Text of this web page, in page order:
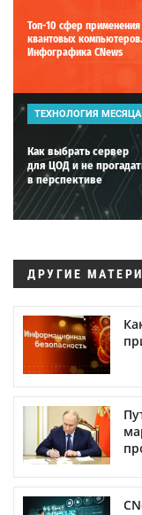
Топ-10 сфер применения
квантовых компьютеров.
Инфографика CNews
ТЕХНОЛОГИЯ МЕСЯЦА
Как выбрать сервер
для ЦОД и не
в перспективе
ДРУГИЕ